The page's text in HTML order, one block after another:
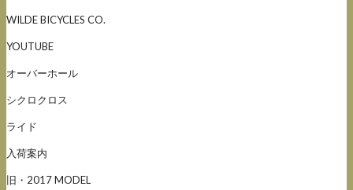
WILDE BICYCLES CO.
YOUTUBE
オーバーホール
シクロクロス
ライド
入荷案内
旧・2017 MODEL